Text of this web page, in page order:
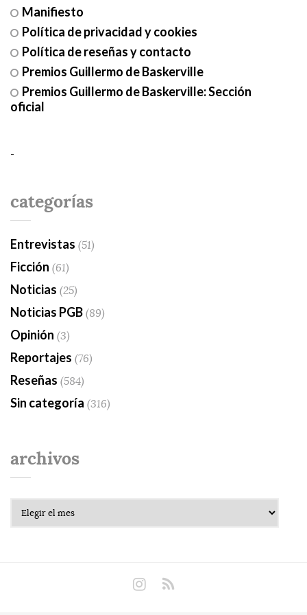
Manifiesto
Política de privacidad y cookies
Política de reseñas y contacto
Premios Guillermo de Baskerville
Premios Guillermo de Baskerville: Sección
oficial
-
categorías
Entrevistas (51)
Ficción (61)
Noticias (25)
Noticias PGB(89)
Opinión (3)
Reportajes (76)
Reseñas (584)
Sin categoría (316)
archivos